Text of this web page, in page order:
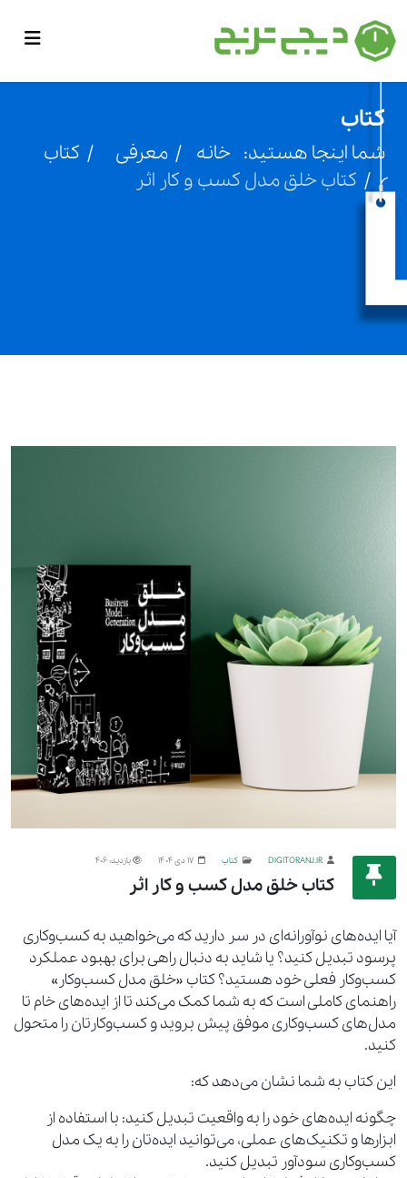
کتاب
شما اینجا هستید: خانه معرفی
کتاب
کتاب خلق مدل کسب و کار اثر
DIGITORANJ.IR کتاب 17 دی 1404 بازدید: 406
کتاب خلق مدل کسب و کار اثر
آیا ایده‌های نوآورانه‌ای در سر دارید که می‌خواهید به کسب‌وکاری
پرسود تبدیل کنید؟ یا شاید به دنبال راهی برای بهبود عملکرد
کسب‌وکار فعلی خود هستید؟ کتاب «خلق مدل کسب‌وکار»
راهنمای کاملی است که به شما کمک می‌کند تا از ایده‌های خام تا
مدل‌های کسب‌وکاری موفق پیش بروید و کسب‌وکارتان را متحول
کنید.
این کتاب به شما نشان می‌دهد که:
چگونه ایده‌های خود را به واقعیت تبدیل کنید: با استفاده از
ابزارها و تکنیک‌های عملی، می‌توانید ایده‌تان را به یک مدل
کسب‌وکاری سودآور تبدیل کنید.